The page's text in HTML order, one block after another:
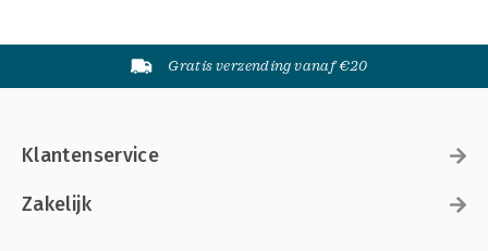
Gratis verzending vanaf €20
Klantenservice
Zakelijk